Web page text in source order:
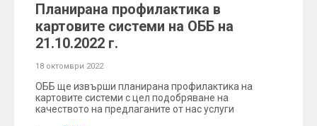
Планирана профилактика в
картовите системи на ОББ на
21.10.2022 г.
18 октомври 2022
ОББ ще извърши планирана профилактика на
картовите системи с цел подобряване на
качеството на предлаганите от нас услуги